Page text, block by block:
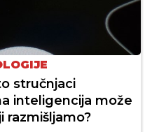
stručnjaci
inteligencija može
razmišljamo?